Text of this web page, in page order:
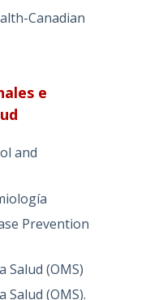
Canadian
e
and
Prevention
Salud (OMS)
Salud (OMS).